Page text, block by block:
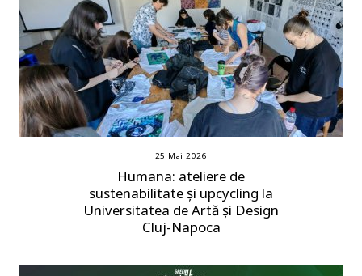
25 Mai 2026
Humana: ateliere de
sustenabilitate și upcycling la
Universitatea de Artă și Design
Cluj-Napoca